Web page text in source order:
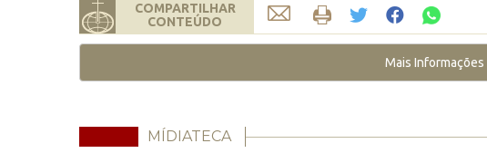
COMPARTILHAR
CONTEÚDO
Mais Informações
MÍDIATECA